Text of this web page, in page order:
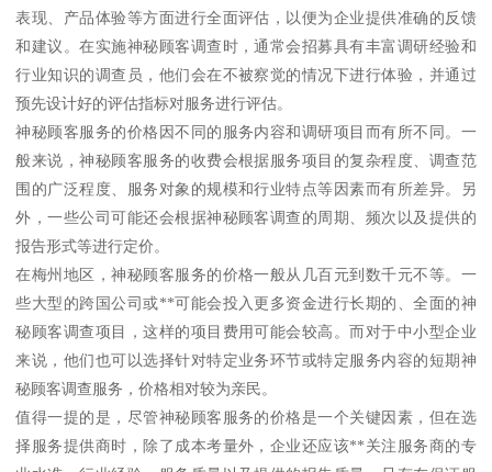
表现、产品体验等方面进行全面评估，以便为企业提供准确的反馈
和建议。在实施神秘顾客调查时，通常会招募具有丰富调研经验和
行业知识的调查员，他们会在不被察觉的情况下进行体验，并通过
预先设计好的评估指标对服务进行评估。
神秘顾客服务的价格因不同的服务内容和调研项目而有所不同。一
般来说，神秘顾客服务的收费会根据服务项目的复杂程度、调查范
围的广泛程度、服务对象的规模和行业特点等因素而有所差异。另
外，一些公司可能还会根据神秘顾客调查的周期、频次以及提供的
报告形式等进行定价。
在梅州地区，神秘顾客服务的价格一般从几百元到数千元不等。一
些大型的跨国公司或**可能会投入更多资金进行长期的、全面的神
秘顾客调查项目，这样的项目费用可能会较高。而对于中小型企业
来说，他们也可以选择针对特定业务环节或特定服务内容的短期神
秘顾客调查服务，价格相对较为亲民。
值得一提的是，尽管神秘顾客服务的价格是一个关键因素，但在选
择服务提供商时，除了成本考量外，企业还应该**关注服务商的专